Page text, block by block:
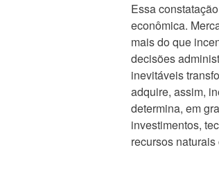
Essa
econômica.
mais do que
decisões
inevitáveis
adquire, assim,
determina, em
investimentos,
recursos